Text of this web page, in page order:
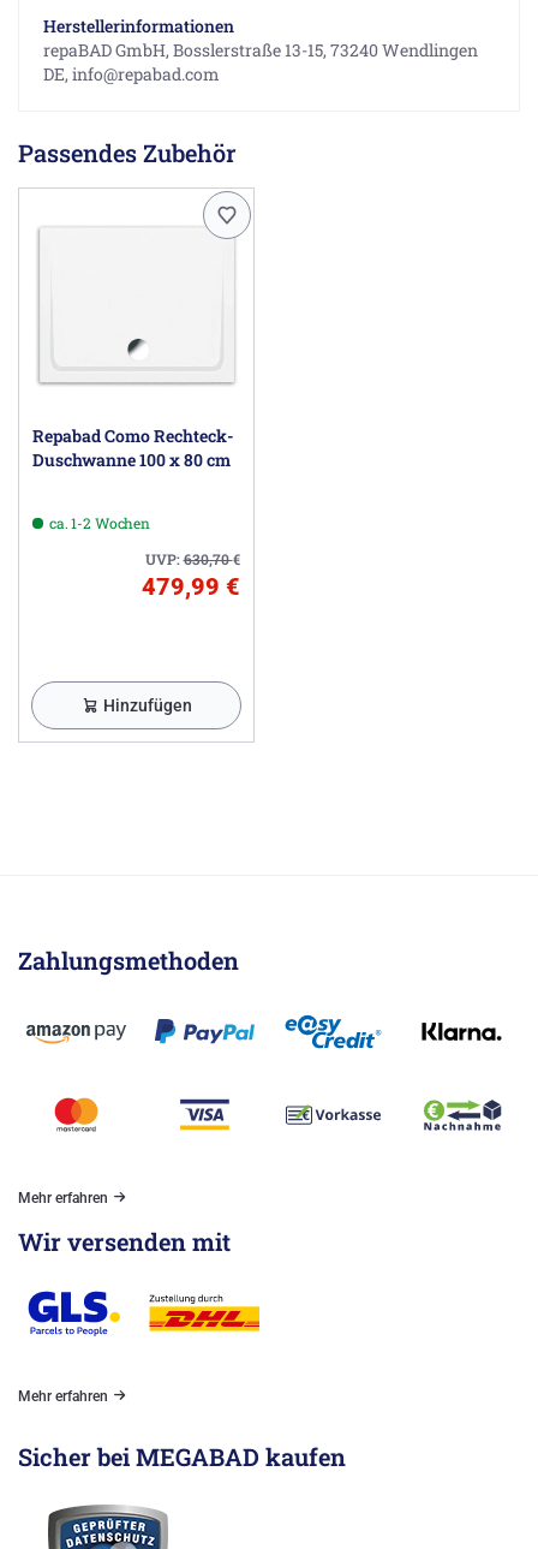
Herstellerinformationen
repaBAD GmbH, Bosslerstraße 13-15, 73240 Wendlingen
DE, info@repabad.com
Passendes Zubehör
Repabad Como Rechteck-
Duschwanne 100 x 80 cm
ca. 1-2 Wochen
UVP:630,70€
479,99 €
Hinzufügen
Zahlungsmethoden
Mehr erfahren
Wir versenden mit
Mehr erfahren
Sicher bei MEGABAD kaufen